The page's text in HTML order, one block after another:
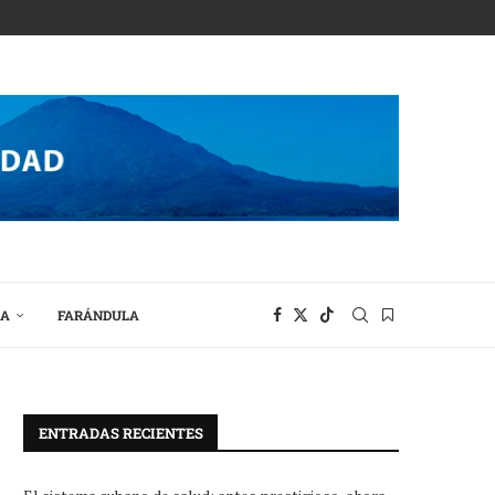
FARÁNDULA
ENTRADAS RECIENTES